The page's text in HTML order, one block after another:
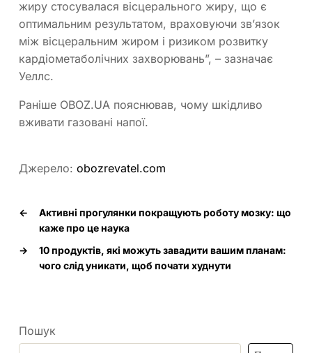
жиру стосувалася вісцерального жиру, що є
оптимальним результатом, враховуючи зв’язок
між вісцеральним жиром і ризиком розвитку
кардіометаболічних захворювань”, – зазначає
Уеллс.
Раніше OBOZ.UA пояснював, чому шкідливо
вживати газовані напої.
Джерело: obozrevatel.com
←
Активні прогулянки покращують роботу мозку: що
каже про це наука
→
10 продуктів, які можуть завадити вашим планам:
чого слід уникати, щоб почати худнути
Пошук